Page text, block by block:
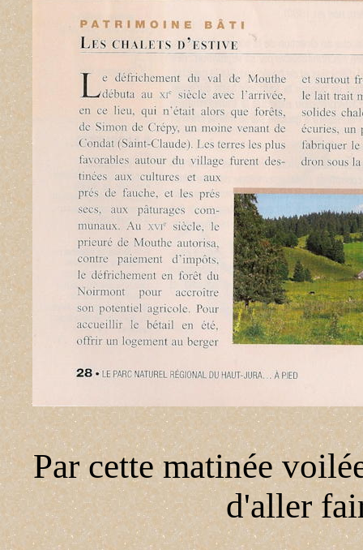
Par cette matinée
d'aller